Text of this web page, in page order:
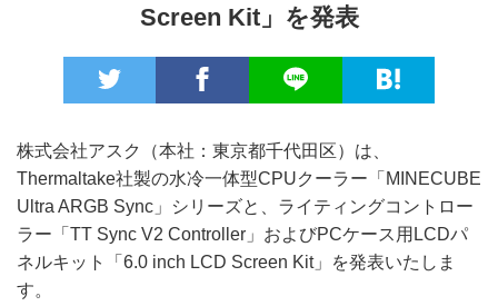
Screen Kit」を発表
株式会社アスク（本社：東京都千代田区）は、
Thermaltake社製の水冷一体型CPUクーラー「MINECUBE
Ultra ARGB Sync」シリーズと、ライティングコントロー
ラー「TT Sync V2 Controller」およびPCケース用LCDパ
ネルキット「6.0 inch LCD Screen Kit」を発表いたしま
す。